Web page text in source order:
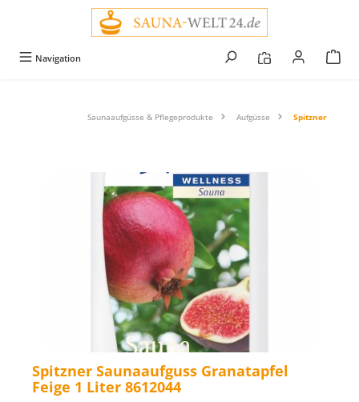
Navigation
Saunaaufgüsse & Pflegeprodukte Aufgüsse Spitzner
Bildergalerie überspringen
Spitzner Saunaaufguss Granatapfel
Feige 1 Liter 8612044